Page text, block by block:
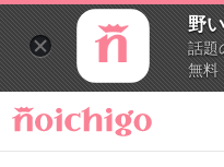
野
話題
無料